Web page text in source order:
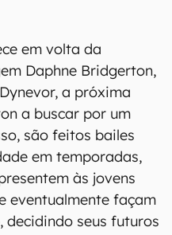
em volta da
Daphne Bridgerton,
a próxima
a buscar por um
são feitos bailes
em temporadas,
às jovens
eventualmente façam
decidindo seus futuros